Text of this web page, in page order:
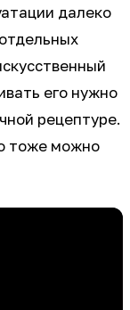
далеко
его нужно
рецептуре.
тоже можно